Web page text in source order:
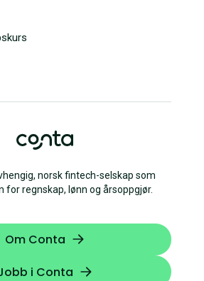
norsk fintech-selskap som
for regnskap, lønn og årsoppgjør.
Om Conta
i Conta